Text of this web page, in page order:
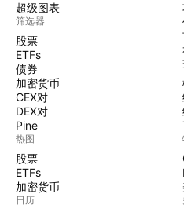
超级图表
筛选器
股票
ETFs
债券
加密货币
CEX对
DEX对
Pine
热图
股票
ETFs
加密货币
日历